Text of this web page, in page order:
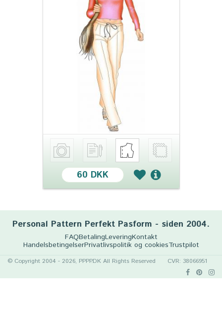
60 DKK
Personal Pattern Perfekt Pasform - siden 2004.
FAQBetalingLeveringKontakt
HandelsbetingelserPrivatlivspolitik og cookiesTrustpilot
© Copyright 2004 - 2026, PPPP.DK All Rights Reserved CVR: 38066951